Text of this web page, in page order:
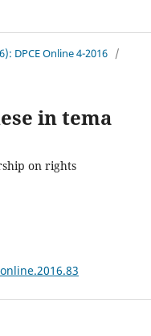
DPCE Online 4-2016 /
in tema
on rights